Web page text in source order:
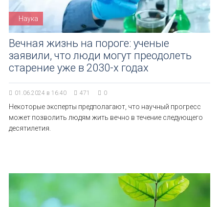
Наука
Вечная жизнь на пороге: ученые
заявили, что люди могут преодолеть
старение уже в 2030-х годах
01.06.2024 в 16:40 471 0
Некоторые эксперты предполагают, что научный прогресс
может позволить людям жить вечно в течение следующего
десятилетия.